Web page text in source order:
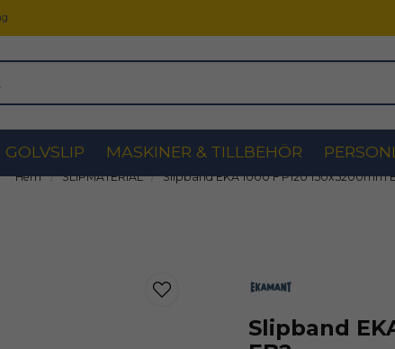
GOLVSLIP MASKINER & TILLBEHÖR
Hem SLIPMATERIAL Slipband EKA 1000 F P120 150x5200mm
Slipband